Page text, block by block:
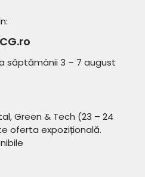
săptămânii 3 – 7 august
Green & Tech (23 – 24
oferta expozițională.